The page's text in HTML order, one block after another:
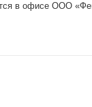
в офисе ООО